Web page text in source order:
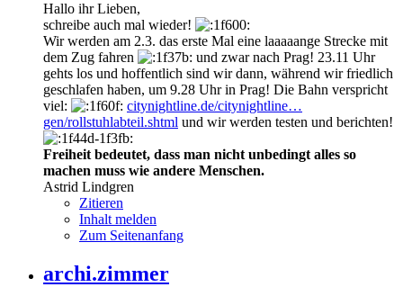
Hallo ihr Lieben,
schreibe auch mal wieder!
Wir werden am 2.3. das erste Mal eine laaaaange Strecke mit
dem Zug fahren
und zwar nach Prag! 23.11 Uhr
gehts los und hoffentlich sind wir dann, während wir friedlich
geschlafen haben, um 9.28 Uhr in Prag! Die Bahn verspricht
viel:
citynightline.de/citynightline…
gen/rollstuhlabteil.shtml und wir werden testen und berichten!
Freiheit bedeutet, dass man nicht unbedingt alles so
machen muss wie andere Menschen.
Astrid Lindgren
Zitieren
Inhalt melden
Zum Seitenanfang
archi.zimmer